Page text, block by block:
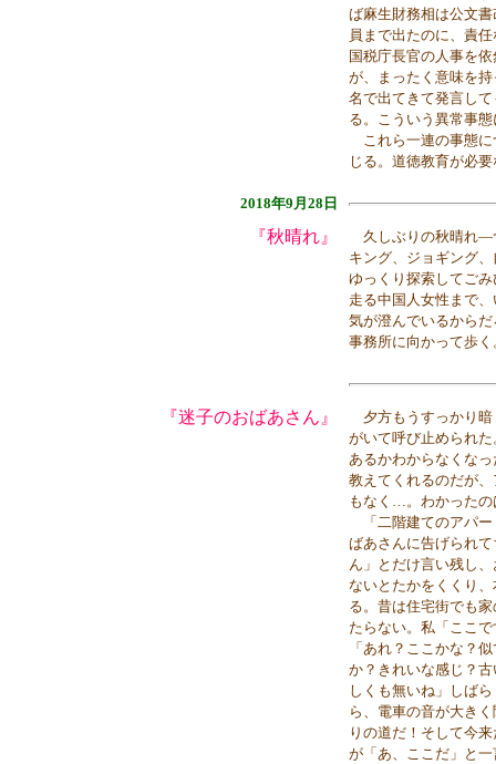
ば麻生財務相は公文
員まで出たのに、責
国税庁長官の人事を
が、まったく意味を
名で出てきて発言し
る。こういう異常事
これら一連の事態に
じる。道徳教育が必
2018年9月28日
『秋晴れ』
久しぶりの秋晴れ―
キング、ジョギング
ゆっくり探索してご
走る中国人女性まで
気が澄んでいるから
事務所に向かって歩く
『迷子のおばあさん』
夕方もうすっかり暗
がいて呼び止められ
あるかわからなくな
教えてくれるのだが
もなく…。わかったの
「二階建てのアパー
ばあさんに告げられ
ん」とだけ言い残し
ないとたかをくくり
る。昔は住宅街でも
たらない。私「ここ
「あれ？ここかな？
か？きれいな感じ？
しくも無いね」しば
ら、電車の音が大き
りの道だ！そして今
が「あ、ここだ」と